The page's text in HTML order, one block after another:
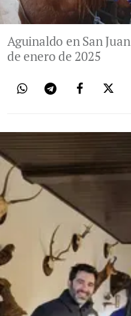
Aguinaldo en San
de enero de 2025